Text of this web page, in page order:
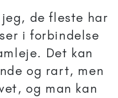
de fleste har
i forbindelse
Det kan
og rart, men
og man kan